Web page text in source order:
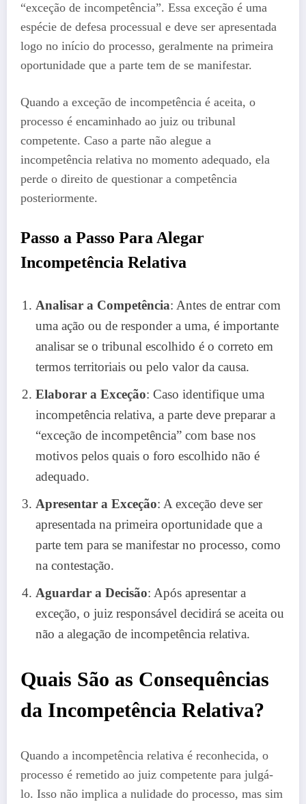
“exceção de incompetência”. Essa exceção é uma
espécie de defesa processual e deve ser apresentada
logo no início do processo, geralmente na primeira
oportunidade que a parte tem de se manifestar.
Quando a exceção de incompetência é aceita, o
processo é encaminhado ao juiz ou tribunal
competente. Caso a parte não alegue a
incompetência relativa no momento adequado, ela
perde o direito de questionar a competência
posteriormente.
Passo a Passo Para Alegar
Incompetência Relativa
Analisar a Competência: Antes de entrar com
uma ação ou de responder a uma, é importante
analisar se o tribunal escolhido é o correto em
termos territoriais ou pelo valor da causa.
Elaborar a Exceção: Caso identifique uma
incompetência relativa, a parte deve preparar a
“exceção de incompetência” com base nos
motivos pelos quais o foro escolhido não é
adequado.
Apresentar a Exceção: A exceção deve ser
apresentada na primeira oportunidade que a
parte tem para se manifestar no processo, como
na contestação.
Aguardar a Decisão: Após apresentar a
exceção, o juiz responsável decidirá se aceita ou
não a alegação de incompetência relativa.
Quais São as Consequências
da Incompetência Relativa?
Quando a incompetência relativa é reconhecida, o
processo é remetido ao juiz competente para julgá-
lo. Isso não implica a nulidade do processo, mas sim